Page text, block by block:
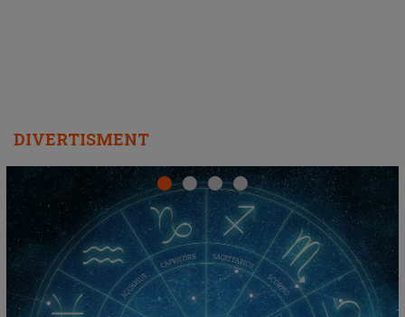
DIVERTISMENT